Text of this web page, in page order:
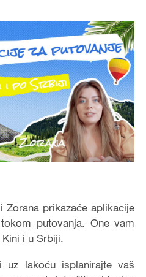
Zorana prikazaće aplikacije
putovanja. One vam
i u Srbiji.
uz lakoću isplanirajte vaš